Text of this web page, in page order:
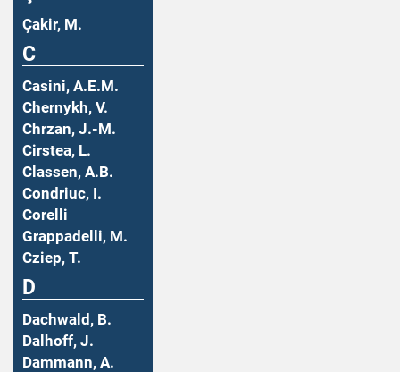
Çakir, M.
C
Casini, A.E.M.
Chernykh, V.
Chrzan, J.-M.
Cirstea, L.
Classen, A.B.
Condriuc, I.
Corelli
Grappadelli, M.
Cziep, T.
D
Dachwald, B.
Dalhoff, J.
Dammann, A.